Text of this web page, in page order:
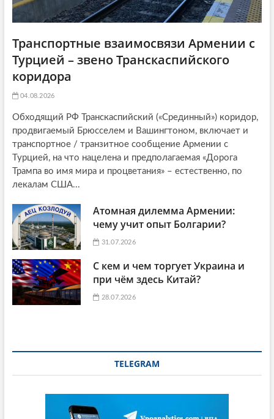
Транспортные взаимосвязи Армении с
Турцией – звено Транскаспийского
коридора
04.08.2026
Обходящий РФ Транскаспийский («Срединный») коридор,
продвигаемый Брюсселем и Вашингтоном, включает и
транспортное / транзитное сообщение Армении с
Турцией, на что нацелена и предполагаемая «Дорога
Трампа во имя мира и процветания» – естественно, по
лекалам США...
Атомная дилемма Армении:
чему учит опыт Болгарии?
31.07.2026
С кем и чем торгует Украина и
при чём здесь Китай?
28.07.2026
TELEGRAM